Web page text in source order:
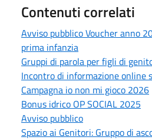
Contenuti correlati
Avviso pubblico Voucher anno
prima infanzia
Gruppi di parola per figli di
Incontro di informazione online
Campagna io non mi gioco 2026
Bonus idrico OP SOCIAL 2025
Avviso pubblico
Spazio ai Genitori: Gruppo di